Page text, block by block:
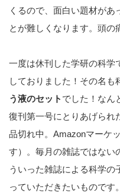
くるので、面白い題材があ
とが難しくなります。頭の
一度は休刊した学研の科学
しておりました！その名も
う液のセット でした！なん
復刊第一号にとりあげられ
品切れ中。Amazonマーケ
す）。毎月の雑誌ではない
ういった雑誌による科学の
っていただきたいものです。